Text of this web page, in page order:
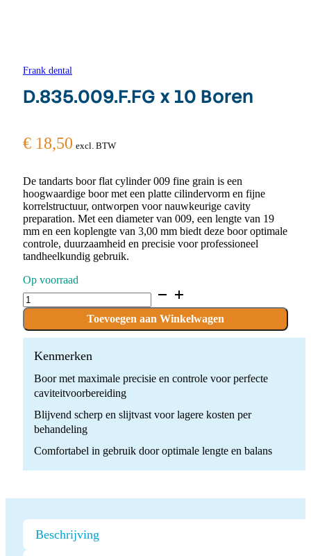
Frank dental
D.835.009.F.FG x 10 Boren
€ 18,50 excl. BTW
De tandarts boor flat cylinder 009 fine grain is een
hoogwaardige boor met een platte cilindervorm en fijne
korrelstructuur, ontworpen voor nauwkeurige cavity
preparation. Met een diameter van 009, een lengte van 19
mm en een koplengte van 3,00 mm biedt deze boor optimale
controle, duurzaamheid en precisie voor professioneel
tandheelkundig gebruik.
Op voorraad
D.835.009.F.FG
x
Boren
quantity
Toevoegen aan Winkelwagen
Kenmerken
Boor met maximale precisie en controle voor perfecte
caviteitvoorbereiding
Blijvend scherp en slijtvast voor lagere kosten per
behandeling
Comfortabel in gebruik door optimale lengte en balans
Beschrijving